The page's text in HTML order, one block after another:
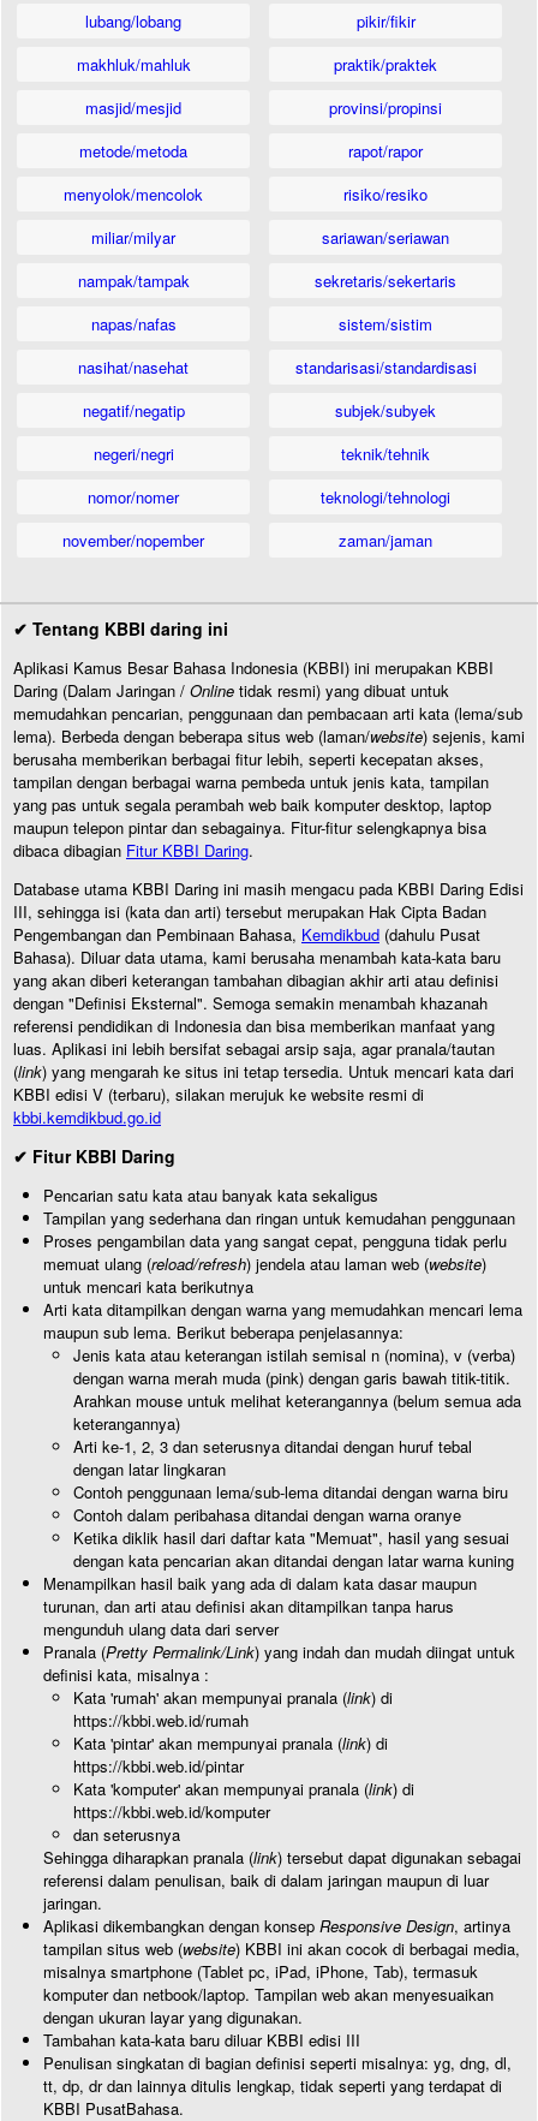
lubang/lobang
makhluk/mahluk
masjid/mesjid
metode/metoda
menyolok/mencolok
miliar/milyar
nampak/tampak
napas/nafas
nasihat/nasehat
negatif/negatip
negeri/negri
nomor/nomer
november/nopember
pikir/fikir
praktik/praktek
provinsi/propinsi
rapot/rapor
risiko/resiko
sariawan/seriawan
sekretaris/sekertaris
sistem/sistim
standarisasi/standardisasi
subjek/subyek
teknik/tehnik
teknologi/tehnologi
zaman/jaman
✔ Tentang KBBI daring ini
Aplikasi Kamus Besar Bahasa Indonesia (KBBI) ini merupakan KBBI
Daring (Dalam Jaringan / Online tidak resmi) yang dibuat untuk
memudahkan pencarian, penggunaan dan pembacaan arti kata (lema/sub
lema). Berbeda dengan beberapa situs web (laman/website) sejenis, kami
berusaha memberikan berbagai fitur lebih, seperti kecepatan akses,
tampilan dengan berbagai warna pembeda untuk jenis kata, tampilan
yang pas untuk segala perambah web baik komputer desktop, laptop
maupun telepon pintar dan sebagainya. Fitur-fitur selengkapnya bisa
dibaca dibagian Fitur KBBI Daring.
Database utama KBBI Daring ini masih mengacu pada KBBI Daring Edisi
III, sehingga isi (kata dan arti) tersebut merupakan Hak Cipta Badan
Pengembangan dan Pembinaan Bahasa, Kemdikbud (dahulu Pusat
Bahasa). Diluar data utama, kami berusaha menambah kata-kata baru
yang akan diberi keterangan tambahan dibagian akhir arti atau definisi
dengan "Definisi Eksternal". Semoga semakin menambah khazanah
referensi pendidikan di Indonesia dan bisa memberikan manfaat yang
luas. Aplikasi ini lebih bersifat sebagai arsip saja, agar pranala/tautan
(link) yang mengarah ke situs ini tetap tersedia. Untuk mencari kata dari
KBBI edisi V (terbaru), silakan merujuk ke website resmi di
kbbi.kemdikbud.go.id
✔ Fitur KBBI Daring
Pencarian satu kata atau banyak kata sekaligus
Tampilan yang sederhana dan ringan untuk kemudahan penggunaan
Proses pengambilan data yang sangat cepat, pengguna tidak perlu
memuat ulang (reload/refresh) jendela atau laman web (website)
untuk mencari kata berikutnya
Arti kata ditampilkan dengan warna yang memudahkan mencari lema
maupun sub lema. Berikut beberapa penjelasannya:
Jenis kata atau keterangan istilah semisal n (nomina), v (verba)
dengan warna merah muda (pink) dengan garis bawah titik-titik.
Arahkan mouse untuk melihat keterangannya (belum semua ada
keterangannya)
Arti ke-1, 2, 3 dan seterusnya ditandai dengan huruf tebal
dengan latar lingkaran
Contoh penggunaan lema/sub-lema ditandai dengan warna biru
Contoh dalam peribahasa ditandai dengan warna oranye
Ketika diklik hasil dari daftar kata "Memuat", hasil yang sesuai
dengan kata pencarian akan ditandai dengan latar warna kuning
Menampilkan hasil baik yang ada di dalam kata dasar maupun
turunan, dan arti atau definisi akan ditampilkan tanpa harus
mengunduh ulang data dari server
Pranala (Pretty Permalink/Link) yang indah dan mudah diingat untuk
definisi kata, misalnya :
Kata 'rumah' akan mempunyai pranala (link) di
https://kbbi.web.id/rumah
Kata 'pintar' akan mempunyai pranala (link) di
https://kbbi.web.id/pintar
Kata 'komputer' akan mempunyai pranala (link) di
https://kbbi.web.id/komputer
dan seterusnya
Sehingga diharapkan pranala (link) tersebut dapat digunakan sebagai
referensi dalam penulisan, baik di dalam jaringan maupun di luar
jaringan.
Aplikasi dikembangkan dengan konsep Responsive Design, artinya
tampilan situs web (website) KBBI ini akan cocok di berbagai media,
misalnya smartphone (Tablet pc, iPad, iPhone, Tab), termasuk
komputer dan netbook/laptop. Tampilan web akan menyesuaikan
dengan ukuran layar yang digunakan.
Tambahan kata-kata baru diluar KBBI edisi III
Penulisan singkatan di bagian definisi seperti misalnya: yg, dng, dl,
tt, dp, dr dan lainnya ditulis lengkap, tidak seperti yang terdapat di
KBBI PusatBahasa.